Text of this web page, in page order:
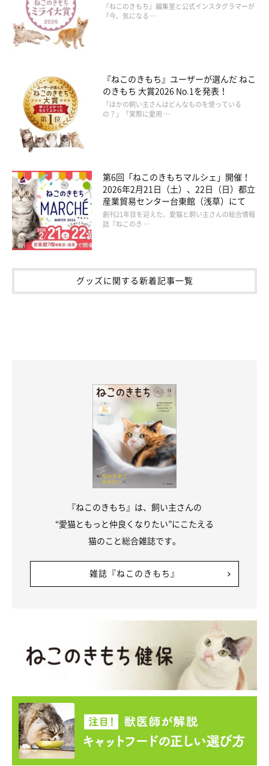
『ねこのきもち』編集室と公式インスタグラマーが
「今、気になる …
『ねこのきもち』ユーザーが選んだ ねこ
のきもち 大賞2026 No.1を発表！
「ほかの飼い主さんはどんなものを使っている
の？」「実際に愛用 …
第6回「ねこのきもちマルシェ」開催！
2026年2月21日（土）、22日（日）都立
産業貿易センター台東館（浅草）にて
創刊21年目を迎えた、愛猫と飼い主さんの総合情報
誌『ねこのき …
グッズに関する新着記事一覧
『ねこのきもち』は、飼い主さんの
“愛猫ともっと仲良くなりたい”にこたえる
猫のこと総合雑誌です。
雑誌『ねこのきもち』